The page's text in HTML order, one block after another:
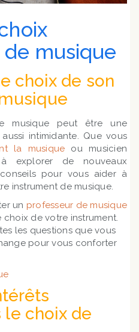
de musique
choix de son
musique peut être une
intimidante. Que vous
la musique ou musicien
à explorer de nouveaux
pour vous aider à
instrument de musique.
un professeur de musique
de votre instrument.
les questions que vous
pour vous conforter
le choix de